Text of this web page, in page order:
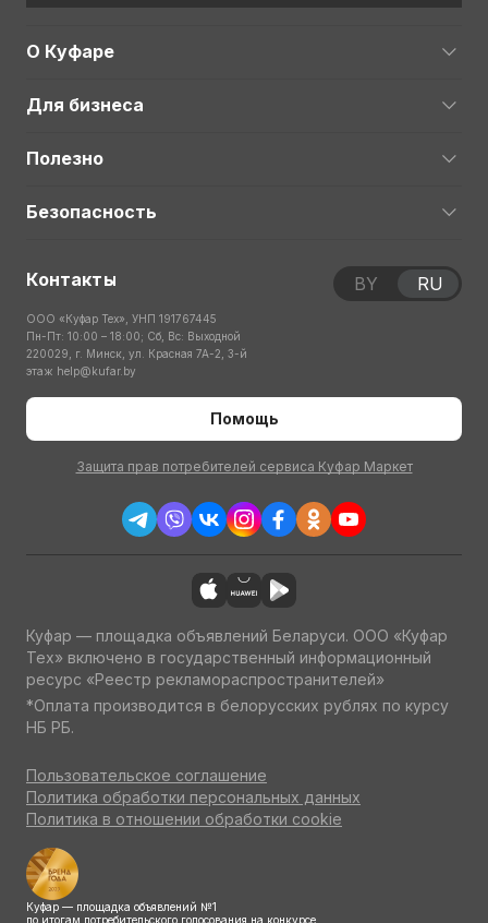
О Куфаре
Для бизнеса
Полезно
Безопасность
Контакты
ООО «Куфар Тех», УНП 191767445
Пн-Пт: 10:00 – 18:00; Сб, Вс: Выходной
220029, г. Минск, ул. Красная 7А-2, 3-й
этаж help@kufar.by
Помощь
Защита прав потребителей сервиса Куфар Маркет
BY RU
Куфар — площадка объявлений Беларуси. ООО «Куфар
Тех» включено в государственный информационный
ресурс «Реестр рекламораспространителей»
*Оплата производится в белорусских рублях по курсу
НБ РБ.
Пользовательское соглашение
Политика обработки персональных данных
Политика в отношении обработки cookie
Куфар — площадка объявлений №1
по итогам потребительского голосования на конкурсе